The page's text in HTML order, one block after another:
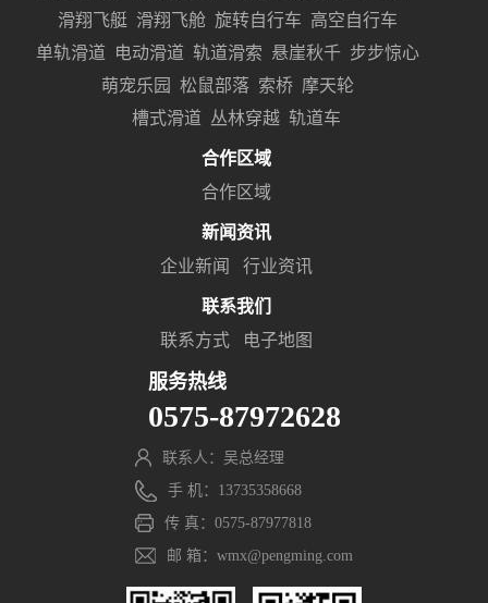
滑翔飞艇 滑翔飞舱 旋转自行车 高空自行车
单轨滑道
电动滑道 轨道滑索 悬崖秋千 步步惊心
萌宠乐园
松鼠部落 索桥 摩天轮
槽式滑道 丛林穿越 轨道车
合作区域
合作区域
新闻资讯
企业新闻
行业资讯
联系我们
联系方式
电子地图
服务热线
0575-87972628
联系人：吴总经理
手 机：13735358668
传 真：0575-87977818
邮 箱：wmx@pengming.com